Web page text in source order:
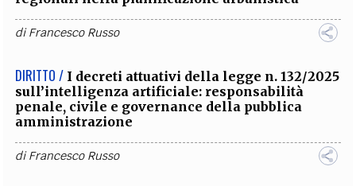
diFrancesco Russo
DIRITTO / I decreti attuativi della legge n. 132/2025
sull’intelligenza artificiale: responsabilità
penale, civile e governance della pubblica
amministrazione
diFrancesco Russo